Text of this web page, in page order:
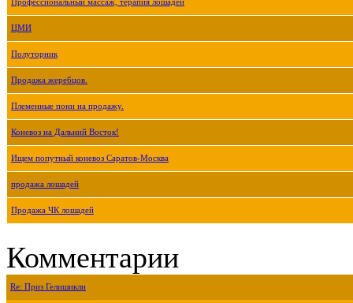
Профессиональный массаж, терапия лошадей
ЦМИ
Полуторник
Продажа жеребцов.
Племенные пони на продажу.
Коневоз на Дальний Восток!
Ищем попутный коневоз Саратов-Москва
продажа лошадей
Продажа ЧК лошадей
Комментарии
Re: Приз Гелишикли